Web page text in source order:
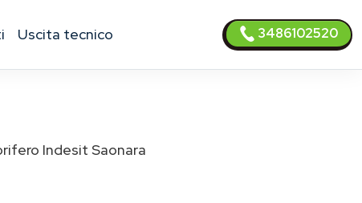
uscita tecnico 3486102520